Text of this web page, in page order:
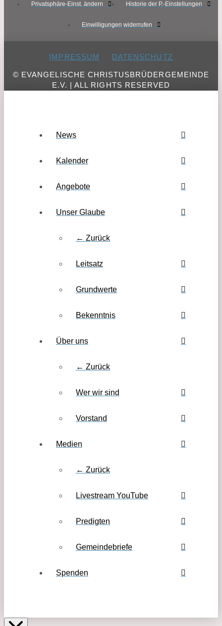
Privatsphäre-Einst. ändern Historie der P.-Einstellungen
Einwilligungen widerrufen
IMPRESSUM DATENSCHUTZ
© EVANGELISCHE CHRISTUSBRÜDERGEMEINDE
E.V. | ALL RIGHTS RESERVED
News
Kalender
Angebote
Unser Glaube
← Zurück
Leitsatz
Grundwerte
Bekenntnis
Über uns
← Zurück
Wer wir sind
Vorstand
Medien
← Zurück
Livestream YouTube
Predigten
Gemeindebriefe
Spenden